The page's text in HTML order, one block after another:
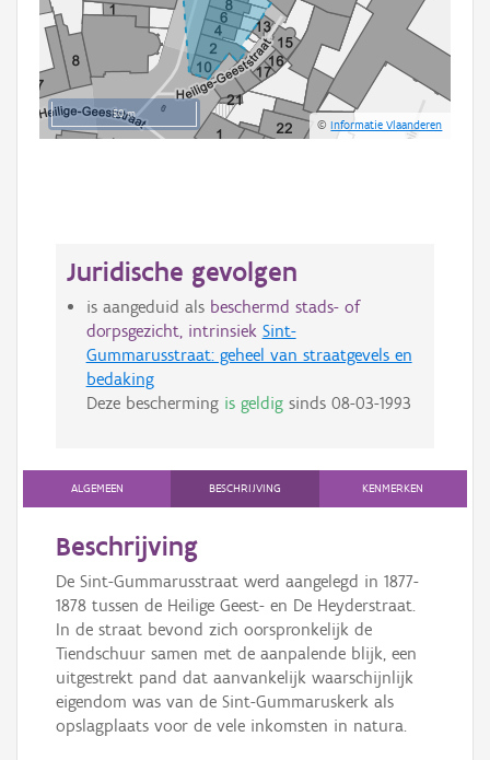
50 m
©Informatie Vlaanderen
Juridische gevolgen
is aangeduid als beschermd stads- of
dorpsgezicht, intrinsiek Sint-
Gummarusstraat: geheel van straatgevels en
bedaking
Deze bescherming is geldigsinds 08-03-1993
ALGEMEEN BESCHRIJVING KENMERKEN
Beschrijving
De Sint-Gummarusstraat werd aangelegd in 1877-
1878 tussen de Heilige Geest- en De Heyderstraat.
In de straat bevond zich oorspronkelijk de
Tiendschuur samen met de aanpalende blijk, een
uitgestrekt pand dat aanvankelijk waarschijnlijk
eigendom was van de Sint-Gummaruskerk als
opslagplaats voor de vele inkomsten in natura.